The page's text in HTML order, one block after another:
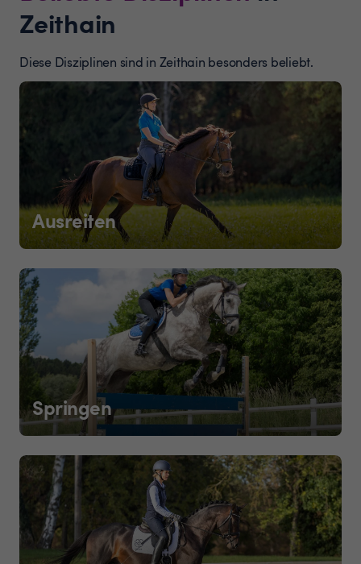
Zeithain
Diese Disziplinen sind in Zeithain besonders beliebt.
Ausreiten
Springen